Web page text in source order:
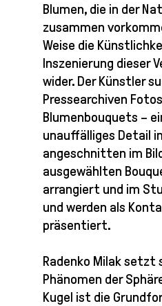
Blumen, die in der
zusammen
Weise die
Inszenierung dieser
wider. Der Künstler
Pressearchiven
Blumenbouquets –
unauffälliges Detail
angeschnitten im
ausgewählten
arrangiert und im
und werden als
präsentiert.
Radenko Milak setzt
Phänomen der
Kugel ist die